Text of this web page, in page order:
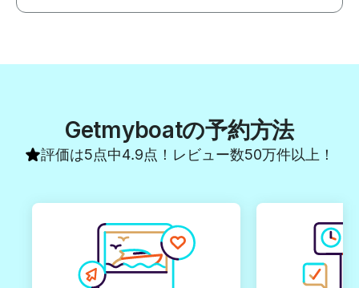
Getmyboatの予約方法
評価は5点中4.9点！レビュー数50万件以上！